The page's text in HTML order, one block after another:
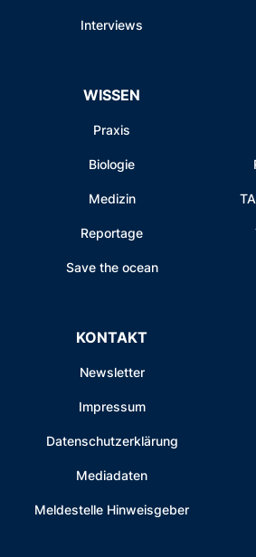
Interviews
WISSEN
Praxis
Biologie
Medizin
Reportage
Save the ocean
KONTAKT
Newsletter
Impressum
Datenschutzerklärung
Mediadaten
Meldestelle Hinweisgeber